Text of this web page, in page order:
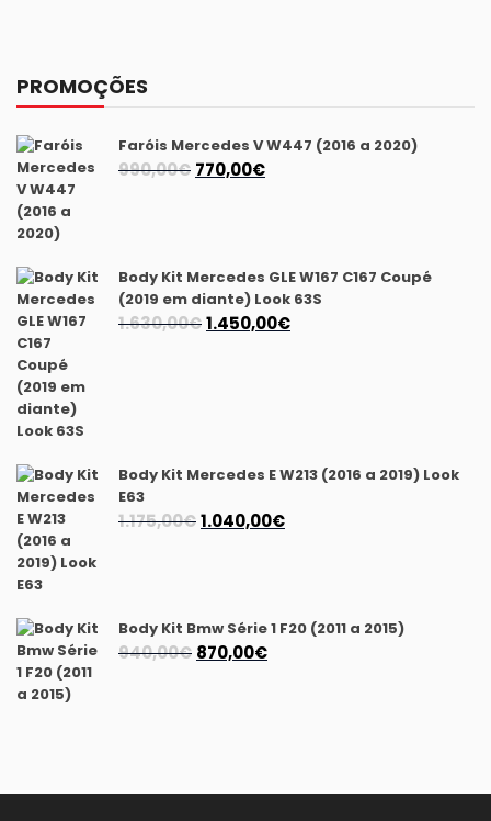
PROMOÇÕES
Faróis Mercedes V W447 (2016 a 2020)
990,00€ O
990,00€.
770,00€O
770,00€.
Body Kit Mercedes GLE W167 C167 Coupé
(2019 em diante) Look 63S
1.630,00€O
1.450,00€O
Body Kit Mercedes E W213 (2016 a 2019) Look
E63
1.175,00€O
1.175,00€.
1.040,00€O
1.040,00€.
Body Kit Bmw Série 1 F20 (2011 a 2015)
940,00€ O
870,00€O